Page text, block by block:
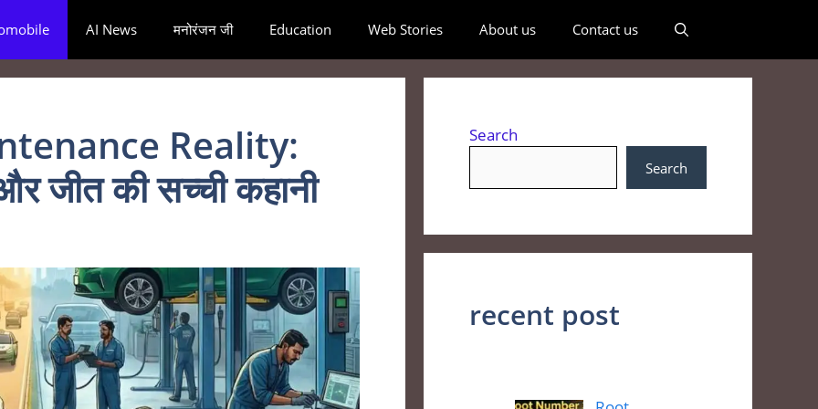
AI News मनोरंजन जी Education Web Stories About us Contact us
Reality:
जीत की सच्ची कहानी
Search
Search
recent post